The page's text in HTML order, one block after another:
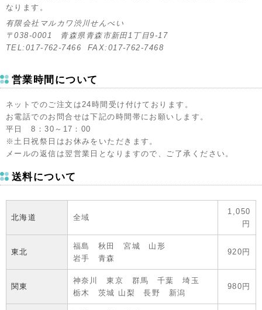
なります。
有限会社マルカワ渋川せんべい
〒038-0001 青森県青森市新田1丁目9-17
TEL:017-762-7466 FAX:017-762-7468
営業時間について
ネットでのご注文は24時間受け付けております。
お電話でのお問合せは下記の時間帯にお願いします。
平日 8：30～17：00
※土日祝祭日はお休みをいただきます。
メールの返信は翌営業日となりますので、ご了承ください。
送料について
北海道 全域
1,050
円
東北
福島 秋田 宮城 山形
岩手 青森
920円
関東
神奈川 東京 群馬 千葉 埼玉
栃木 茨城 山梨 長野 新潟
980円